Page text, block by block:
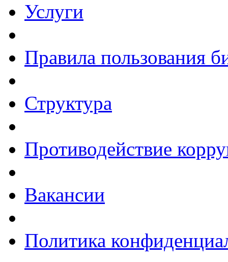
Услуги
Правила пользования
Структура
Противодействие
Вакансии
Политика